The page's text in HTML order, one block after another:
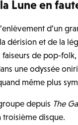
Lune en
d’un
dérision et de la
de pop-folk,
une odyssée
même plus
depuis The
troisième disque.